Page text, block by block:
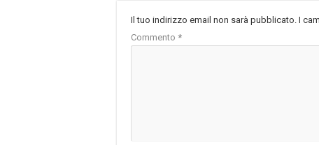
Il tuo indirizzo email non sarà pubblicato. I
Commento *